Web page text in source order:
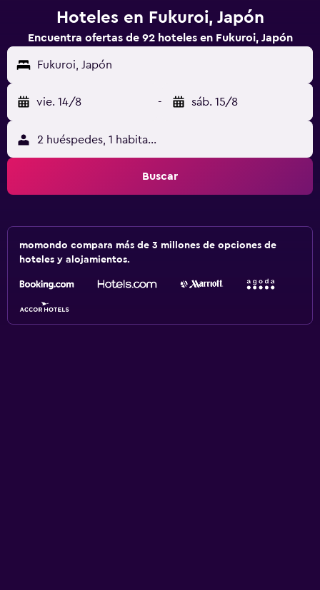
Hoteles en Fukuroi, Japón
Encuentra ofertas de 92 hoteles en Fukuroi, Japón
Fukuroi, Japón
vie. 14/8 - sáb. 15/8
2 huéspedes, 1 habitación
Buscar
momondo compara más de 3 millones de opciones de
hoteles y alojamientos.